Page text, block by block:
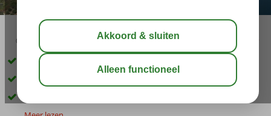
03:30
Privégedeelte op het strand
Bijzonder All-Suite Boutique concept